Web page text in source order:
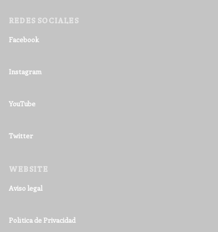
REDES SOCIALES
Facebook
Instagram
YouTube
Twitter
WEBSITE
Aviso legal
Política de Privacidad